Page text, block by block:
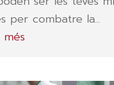
per combatre la...